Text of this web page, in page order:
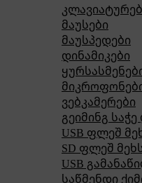
მაუსები
მაუსპედები
დინამიკები
ვებკამერები
გეიმინგ
USB ფლეშ
SD ფლეშ
USB
საწმენდი